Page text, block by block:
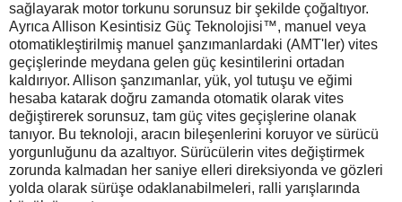
sağlayarak motor torkunu sorunsuz bir şekilde çoğaltıyor.
Ayrıca Allison Kesintisiz Güç Teknolojisi™, manuel veya
otomatikleştirilmiş manuel şanzımanlardaki (AMT'ler) vites
geçişlerinde meydana gelen güç kesintilerini ortadan
kaldırıyor. Allison şanzımanlar, yük, yol tutuşu ve eğimi
hesaba katarak doğru zamanda otomatik olarak vites
değiştirerek sorunsuz, tam güç vites geçişlerine olanak
tanıyor. Bu teknoloji, aracın bileşenlerini koruyor ve sürücü
yorgunluğunu da azaltıyor. Sürücülerin vites değiştirmek
zorunda kalmadan her saniye elleri direksiyonda ve gözleri
yolda olarak sürüşe odaklanabilmeleri, ralli yarışlarında